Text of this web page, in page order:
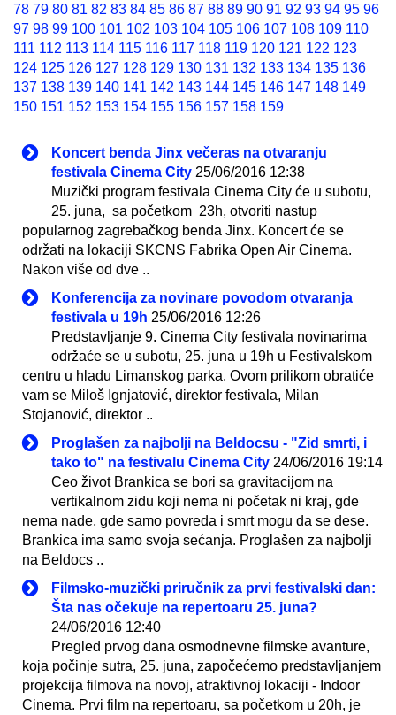
78 79 80 81 82 83 84 85 86 87 88 89 90 91 92 93 94 95 96
97 98 99 100 101 102 103 104 105 106 107 108 109 110
111 112 113 114 115 116 117 118 119 120 121 122 123
124 125 126 127 128 129 130 131 132 133 134 135 136
137 138 139 140 141 142 143 144 145 146 147 148 149
150 151 152 153 154 155 156 157 158 159
Koncert benda Jinx večeras na otvaranju
festivala Cinema City 25/06/2016 12:38
Muzički program festivala Cinema City će u subotu,
25. juna, sa početkom 23h, otvoriti nastup
popularnog zagrebačkog benda Jinx. Koncert će se
održati na lokaciji SKCNS Fabrika Open Air Cinema.
Nakon više od dve ..
Konferencija za novinare povodom otvaranja
festivala u 19h 25/06/2016 12:26
Predstavljanje 9. Cinema City festivala novinarima
održaće se u subotu, 25. juna u 19h u Festivalskom
centru u hladu Limanskog parka. Ovom prilikom obratiće
vam se Miloš Ignjatović, direktor festivala, Milan
Stojanović, direktor ..
Proglašen za najbolji na Beldocsu - "Zid smrti, i
tako to" na festivalu Cinema City 24/06/2016 19:14
Ceo život Brankica se bori sa gravitacijom na
vertikalnom zidu koji nema ni početak ni kraj, gde
nema nade, gde samo povreda i smrt mogu da se dese.
Brankica ima samo svoja sećanja. Proglašen za najbolji
na Beldocs ..
Filmsko-muzički priručnik za prvi festivalski dan:
Šta nas očekuje na repertoaru 25. juna?
24/06/2016 12:40
Pregled prvog dana osmodnevne filmske avanture,
koja počinje sutra, 25. juna, započećemo predstavljanjem
projekcija filmova na novoj, atraktivnoj lokaciji - Indoor
Cinema. Prvi film na repertoaru, sa početkom u 20h, je